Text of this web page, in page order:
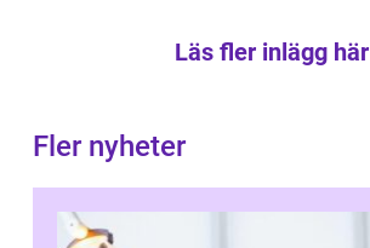
Läs fler inlägg här
Fler nyheter